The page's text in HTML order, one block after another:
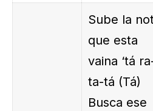
Sube la
que esta
vaina ‘tá
ta-tá (Tá)
Busca ese